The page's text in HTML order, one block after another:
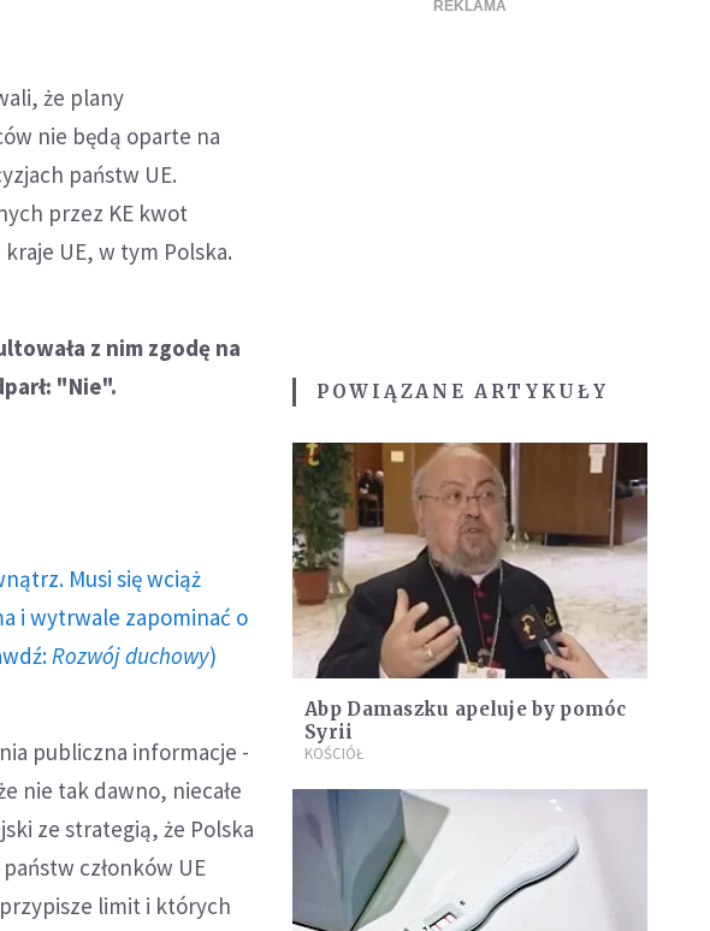
że plany
nie będą oparte na
państw UE.
przez KE kwot
UE, w tym Polska.
z nim zgodę na
"Nie".
Musi się wciąż
i wytrwale zapominać o
Rozwój duchowy)
publiczna informacje -
nie tak dawno, niecałe
ze strategią, że Polska
członków UE
limit i których
POWIĄZANE ARTYKUŁY
Abp Damaszku apeluje by pomóc
Syrii
KOŚCIÓŁ